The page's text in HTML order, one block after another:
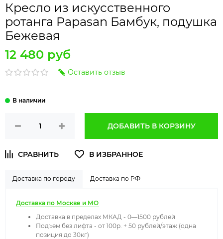
Кресло из искусственного
ротанга Papasan Бамбук, подушка
Бежевая
12 480 руб
Оставить отзыв
ДОБАВИТЬ В КОРЗИНУ
Доставка по городу Доставка по РФ
Доставка по Москве и МО
Доставка в пределах МКАД - 0—1500 рублей
Подъем без лифта - от 100р. + 50 рублей/этаж (одна
позиция до 30кг)